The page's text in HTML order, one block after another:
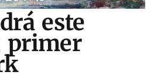
este
primer